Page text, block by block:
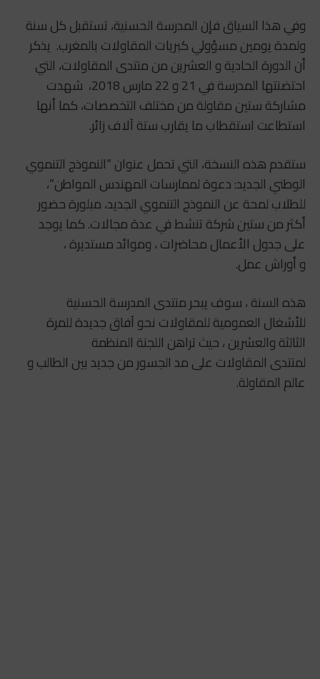
وفي هذا السياق فإن المدرسة الحسنية، تستقبل كل سنة
ولمدة يومين مسؤولي كبريات المقاولات بالمغرب. يذكر
أن الدورة الحادية و العشرين من منتدى المقاولات، التي
احتضنتها المدرسة في 21 و 22 مارس 2018، شهدت
مشاركة ستين مقاولة من مختلف التخصصات، كما أنها
استطاعت استقطاب ما يقارب ستة آلاف زائر.
ستقدم هذه النسخة، التي تحمل عنوان “النموذج التنموي
الوطني الجديد: دعوة لممارسات المهندس المواطن”،
للطلاب لمحة عن النموذج التنموي الجديد، مبلورة حضور
أكثر من ستين شركة تنشط في عدة مجالات. كما يوجد
على جدول الأعمال محاضرات ، وموائد مستديرة ،
و أوراش عمل.
هذه السنة ، سوف يبحر منتدى المدرسة الحسنية
للأشغال العمومية للمقاولات نحو آفاق جديدة للمرة
الثالثة والعشرين ، حيث تراهن اللجنة المنظمة
لمنتدى المقاولات على مد الجسور من جديد بين الطالب و
عالم المقاولة.